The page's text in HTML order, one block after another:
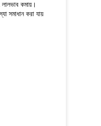
কমায়।
সমাধান করা যায়